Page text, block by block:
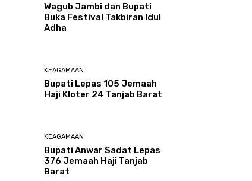
Wagub Jambi dan Bupati
Buka Festival Takbiran Idul
Adha
KEAGAMAAN
Bupati Lepas 105 Jemaah
Haji Kloter 24 Tanjab Barat
KEAGAMAAN
Bupati Anwar Sadat Lepas
376 Jemaah Haji Tanjab
Barat